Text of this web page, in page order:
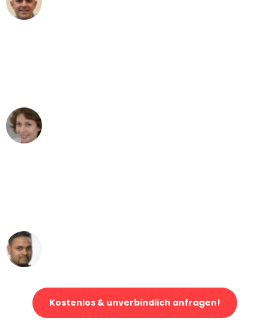
Kostenlos & unverbindlich anfragen!